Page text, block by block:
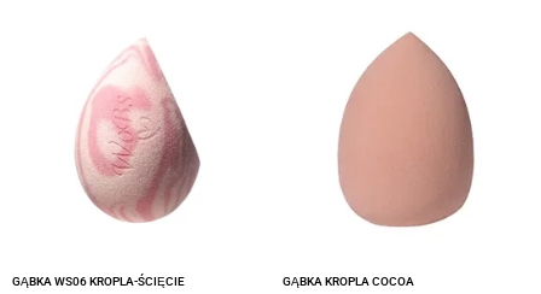
GĄBKA WS06 KROPLA-ŚCIĘCIE GĄBKA KROPLA COCOA